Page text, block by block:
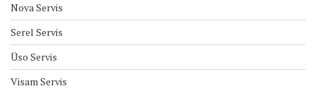
Nova Servis
Serel Servis
Üso Servis
Visam Servis